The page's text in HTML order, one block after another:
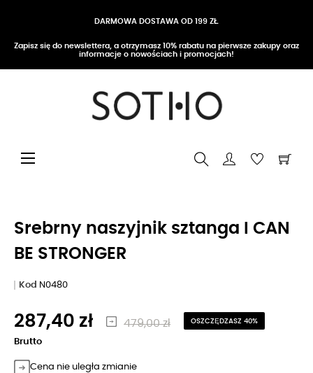
DARMOWA DOSTAWA OD 199 ZŁ
Zapisz się do newslettera, a otrzymasz 10% rabatu na pierwsze zakupy oraz
informacje o nowościach i promocjach!
Przełącz nawigację
☰
Srebrny naszyjnik sztanga I CAN
BE STRONGER
Kod N0480
287,40 zł 479,00 zł OSZCZĘDZASZ 40%
Brutto
Cena nie uległa zmianie